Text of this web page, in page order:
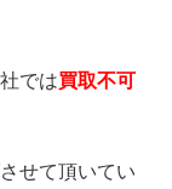
では買取不可
せて頂いてい